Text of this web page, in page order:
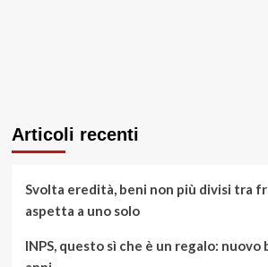
Articoli recenti
Svolta eredità, beni non più divisi tra
aspetta a uno solo
INPS, questo sì che è un regalo: nuovo